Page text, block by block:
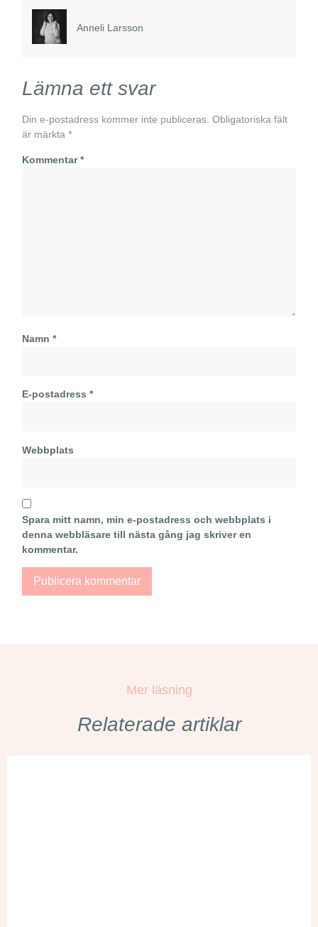
Anneli Larsson
Lämna ett svar
Din e-postadress kommer inte publiceras. Obligatoriska fält
är märkta *
Kommentar*
Namn *
E-postadress *
Webbplats
Spara mitt namn, min e-postadress och webbplats i
denna webbläsare till nästa gång jag skriver en
kommentar.
Mer läsning
Relaterade artiklar